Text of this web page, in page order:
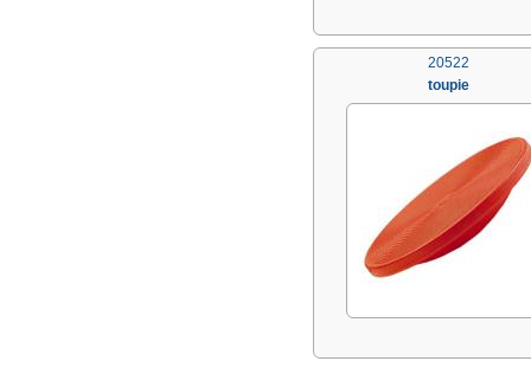
20522
toupie